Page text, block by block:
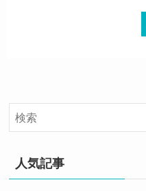
人気記事